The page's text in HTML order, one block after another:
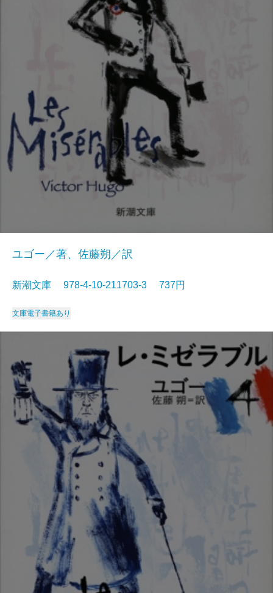
ユゴー／著、佐藤朔／訳
新潮文庫 978-4-10-211703-3 737円
文庫電子書籍あり